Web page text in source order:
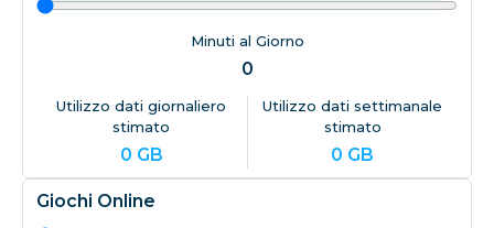
Minuti al Giorno
0
Utilizzo dati giornaliero
stimato
0 GB
Utilizzo dati settimanale
stimato
0 GB
Giochi Online